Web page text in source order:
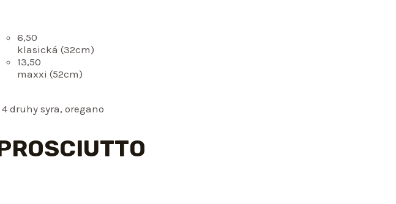
6,50
klasická (32cm)
13,50
maxxi (52cm)
druhy syra, oregano